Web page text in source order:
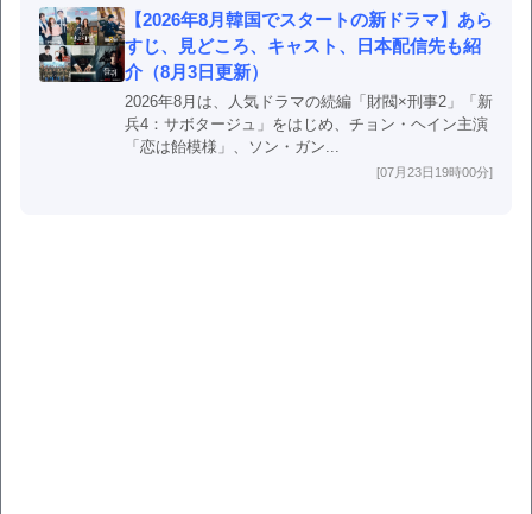
【2026年8月韓国でスタートの新ドラマ】あら
すじ、見どころ、キャスト、日本配信先も紹
介（8月3日更新）
2026年8月は、人気ドラマの続編「財閥×刑事2」「新
兵4：サボタージュ」をはじめ、チョン・ヘイン主演
「恋は飴模様」、ソン・ガン...
[07月23日19時00分]